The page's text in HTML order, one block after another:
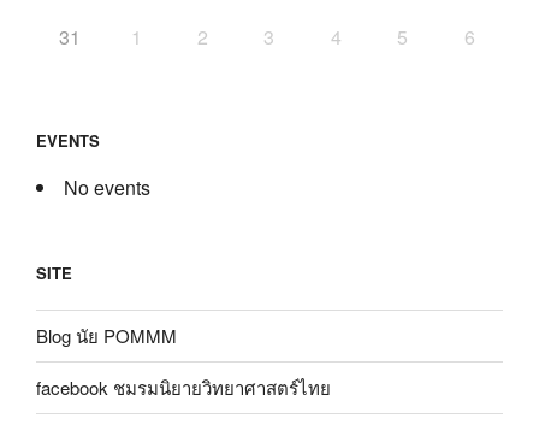
31 1 2 3 4 5 6
EVENTS
No events
SITE
Blog นัย POMMM
facebook ชมรมนิยายวิทยาศาสตร์ไทย